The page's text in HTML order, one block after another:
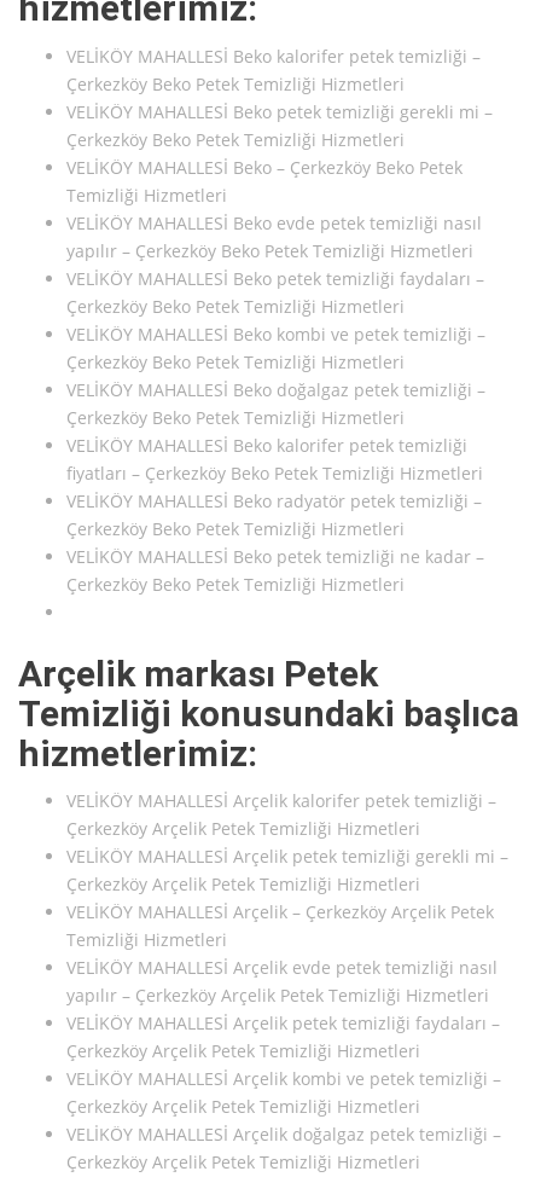
VELİKÖY MAHALLESİ Beko kalorifer petek temizliği –
Çerkezköy Beko Petek Temizliği Hizmetleri
VELİKÖY MAHALLESİ Beko petek temizliği gerekli mi –
Çerkezköy Beko Petek Temizliği Hizmetleri
VELİKÖY MAHALLESİ Beko – Çerkezköy Beko Petek
Temizliği Hizmetleri
VELİKÖY MAHALLESİ Beko evde petek temizliği nasıl
yapılır – Çerkezköy Beko Petek Temizliği Hizmetleri
VELİKÖY MAHALLESİ Beko petek temizliği faydaları –
Çerkezköy Beko Petek Temizliği Hizmetleri
VELİKÖY MAHALLESİ Beko kombi ve petek temizliği –
Çerkezköy Beko Petek Temizliği Hizmetleri
VELİKÖY MAHALLESİ Beko doğalgaz petek temizliği –
Çerkezköy Beko Petek Temizliği Hizmetleri
VELİKÖY MAHALLESİ Beko kalorifer petek temizliği
fiyatları – Çerkezköy Beko Petek Temizliği Hizmetleri
VELİKÖY MAHALLESİ Beko radyatör petek temizliği –
Çerkezköy Beko Petek Temizliği Hizmetleri
VELİKÖY MAHALLESİ Beko petek temizliği ne kadar –
Çerkezköy Beko Petek Temizliği Hizmetleri
Arçelik markası Petek
Temizliği konusundaki başlıca
hizmetlerimiz:
VELİKÖY MAHALLESİ Arçelik kalorifer petek temizliği –
Çerkezköy Arçelik Petek Temizliği Hizmetleri
VELİKÖY MAHALLESİ Arçelik petek temizliği gerekli mi –
Çerkezköy Arçelik Petek Temizliği Hizmetleri
VELİKÖY MAHALLESİ Arçelik – Çerkezköy Arçelik Petek
Temizliği Hizmetleri
VELİKÖY MAHALLESİ Arçelik evde petek temizliği nasıl
yapılır – Çerkezköy Arçelik Petek Temizliği Hizmetleri
VELİKÖY MAHALLESİ Arçelik petek temizliği faydaları –
Çerkezköy Arçelik Petek Temizliği Hizmetleri
VELİKÖY MAHALLESİ Arçelik kombi ve petek temizliği –
Çerkezköy Arçelik Petek Temizliği Hizmetleri
VELİKÖY MAHALLESİ Arçelik doğalgaz petek temizliği –
Çerkezköy Arçelik Petek Temizliği Hizmetleri